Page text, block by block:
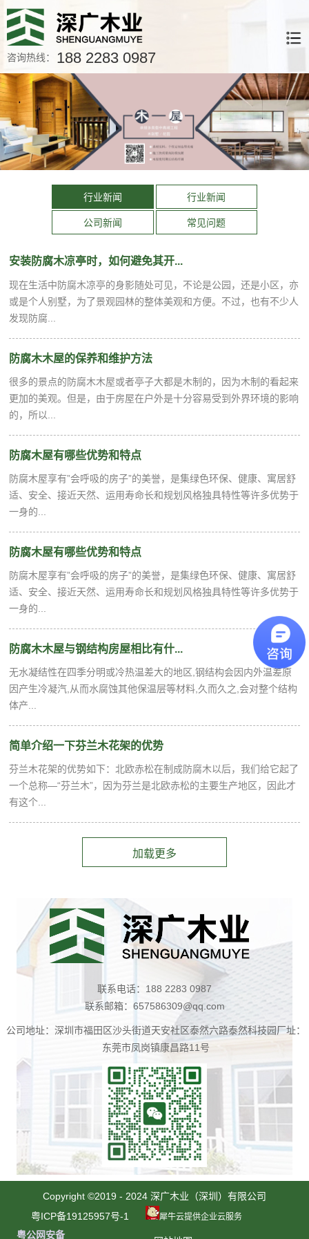
咨询热线： 188 2283 0987
行业新闻 行业新闻
公司新闻 常见问题
安装防腐木凉亭时，如何避免其开...
现在生活中防腐木凉亭的身影随处可见，不论是公园，还是小区，亦
或是个人别墅，为了景观园林的整体美观和方便。不过，也有不少人
发现防腐...
防腐木木屋的保养和维护方法
很多的景点的防腐木木屋或者亭子大都是木制的，因为木制的看起来
更加的美观。但是，由于房屋在户外是十分容易受到外界环境的影响
的，所以...
防腐木屋有哪些优势和特点
防腐木屋享有”会呼吸的房子”的美誉，是集绿色环保、健康、寓居舒
适、安全、接近天然、运用寿命长和规划风格独具特性等许多优势于
一身的...
防腐木屋有哪些优势和特点
防腐木屋享有”会呼吸的房子”的美誉，是集绿色环保、健康、寓居舒
适、安全、接近天然、运用寿命长和规划风格独具特性等许多优势于
一身的...
防腐木木屋与钢结构房屋相比有什...
无水凝结性在四季分明或冷热温差大的地区,钢结构会因内外温差原
因产生冷凝汽,从而水腐蚀其他保温层等材料,久而久之,会对整个结构
体产...
简单介绍一下芬兰木花架的优势
芬兰木花架的优势如下：北欧赤松在制成防腐木以后，我们给它起了
一个总称—“芬兰木”，因为芬兰是北欧赤松的主要生产地区，因此才
有这个...
联系电话：188 2283 0987
联系邮箱：657586309@qq.com
公司地址：深圳市福田区沙头街道天安社区泰然六路泰然科技园厂址：
东莞市凤岗镇康昌路11号
Copyright ©2019 - 2024 深广木业（深圳）有限公司
粤ICP备19125957号-1
犀牛云提供企业云服务
粤公网安备